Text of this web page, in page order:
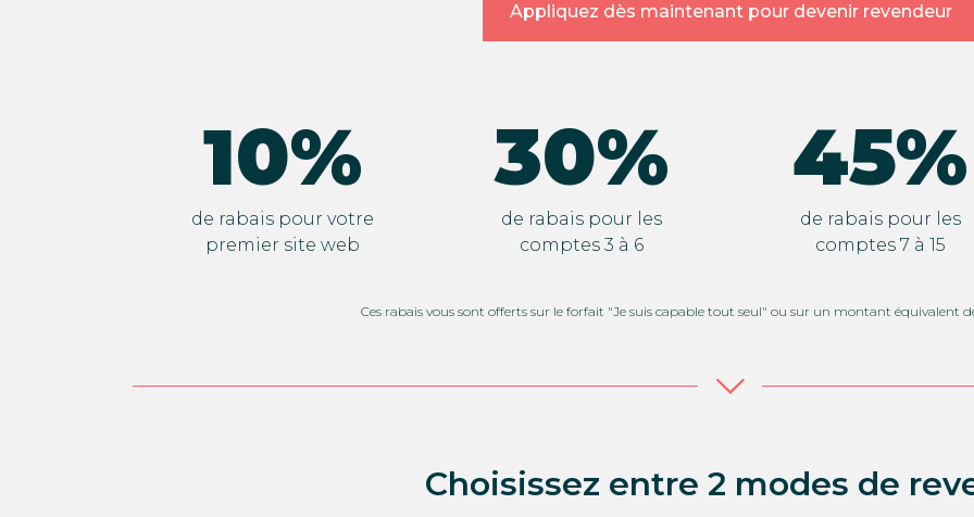
Appliquez dès maintenant pour devenir revendeur
10%
de rabais pour votre
premier site web
30%
de rabais pour les
comptes 3 à 6
45%
de rabais pour les
comptes 7 à 15
Ces rabais vous sont offerts sur le forfait "Je suis capable tout seul" ou sur un montant équivalent
Choisissez entre 2 modes de